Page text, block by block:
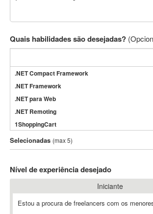
Quais habilidades são desejadas?
.NET Compact Framework
.NET Framework
.NET para Web
.NET Remoting
1ShoppingCart
3DS Max
3GSM
802.11
A-GPS
Selecionadas (max 5)
Nível de experiência desejado
Iniciante
Estou a procura de freelancers com os